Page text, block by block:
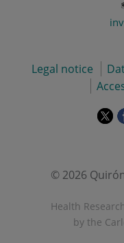
Legal notice
in
up
© 2026
Health
by the